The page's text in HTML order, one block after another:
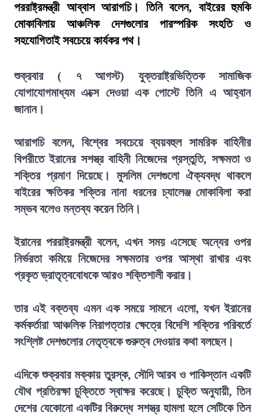
পররাষ্ট্রমন্ত্রী আব্বাস আরাগচি। তিনি বলেন, বাইরের হুমকি
মোকাবিলায় আঞ্চলিক দেশগুলোর পারস্পরিক সংহতি ও
সহযোগিতাই সবচেয়ে কার্যকর পথ।
শুক্রবার ( ৭ আগস্ট) যুক্তরাষ্ট্রভিত্তিক সামাজিক
যোগাযোগমাধ্যম এক্সে দেওয়া এক পোস্টে তিনি এ আহ্বান
জানান।
আরাগচি বলেন, বিশ্বের সবচেয়ে ব্যয়বহুল সামরিক বাহিনীর
বিপরীতে ইরানের সশস্ত্র বাহিনী নিজেদের প্রস্তুতি, সক্ষমতা ও
শক্তির প্রমাণ দিয়েছে। মুসলিম দেশগুলো ঐক্যবদ্ধ থাকলে
বাইরের ক্ষতিকর শক্তির নানা ধরনের চ্যালেঞ্জ মোকাবিলা করা
সম্ভব বলেও মন্তব্য করেন তিনি।
ইরানের পররাষ্ট্রমন্ত্রী বলেন, এখন সময় এসেছে অন্যের ওপর
নির্ভরতা কমিয়ে নিজেদের সক্ষমতার ওপর আস্থা রাখার এবং
প্রকৃত ভ্রাতৃত্ববোধকে আরও শক্তিশালী করার।
তার এই বক্তব্য এমন এক সময়ে সামনে এলো, যখন ইরানের
কর্মকর্তারা আঞ্চলিক নিরাপত্তার ক্ষেত্রে বিদেশি শক্তির পরিবর্তে
সংশ্লিষ্ট দেশগুলোর নেতৃত্বকে গুরুত্ব দেওয়ার কথা বলছেন।
এদিকে শুক্রবার মক্কায় তুরস্ক, সৌদি আরব ও পাকিস্তান একটি
যৌথ প্রতিরক্ষা চুক্তিতে স্বাক্ষর করেছে। চুক্তি অনুযায়ী, তিন
দেশের যেকোনো একটির বিরুদ্ধে সশস্ত্র হামলা হলে সেটিকে তিন